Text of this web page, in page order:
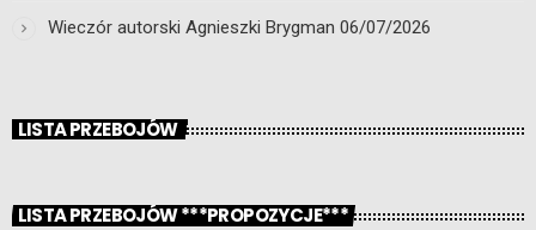
Wieczór autorski Agnieszki Brygman 06/07/2026
LISTA PRZEBOJÓW
LISTA PRZEBOJÓW ***PROPOZYCJE***